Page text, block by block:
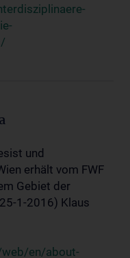
und
erhält vom FWF
Gebiet der
1-2016) Klaus
en/about-